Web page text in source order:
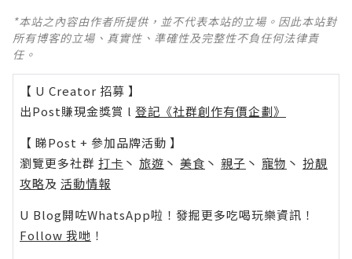
*本站之內容由作者所提供，並不代表本站的立場。因此本站對
所有博客的立場、真實性、準確性及完整性不負任何法律責
任。
【 U Creator 招募 】
出Post賺現金獎賞 l 登記《社群創作有價企劃》
【 睇Post + 參加品牌活動 】
瀏覽更多社群 打卡 丶 旅遊 丶 美食 丶 親子 丶 寵物 丶 扮靚
攻略及 活動情報
U Blog開咗WhatsApp啦！發掘更多吃喝玩樂資訊！
Follow 我哋 ！